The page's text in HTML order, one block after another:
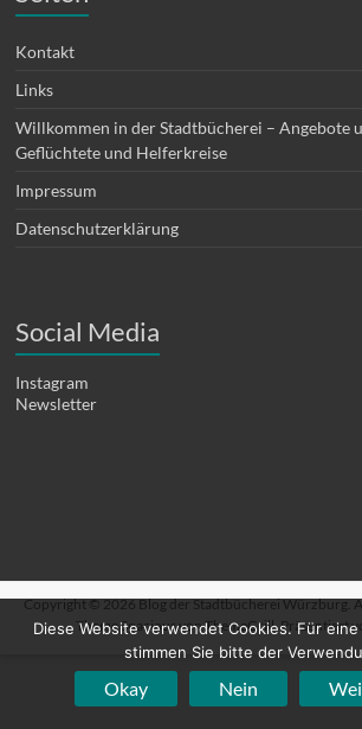
Kontakt
Links
Willkommen in der Stadtbücherei – Angebote
Geflüchtete und Helferkreise
Impressum
Datenschutzerklärung
Social Media
Instagram
Newsletter
Copyright © 2026Blog der Stadtbücherei Würzburg.
ThemeSpaciousvon ThemeGrill. Präsentiert
Diese Website verwendet Cookies. Für
stimmen Sie bitte der
Okay Nein